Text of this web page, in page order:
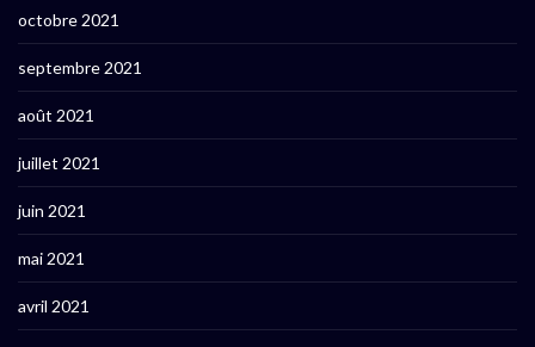
octobre 2021
septembre 2021
août 2021
juillet 2021
juin 2021
mai 2021
avril 2021